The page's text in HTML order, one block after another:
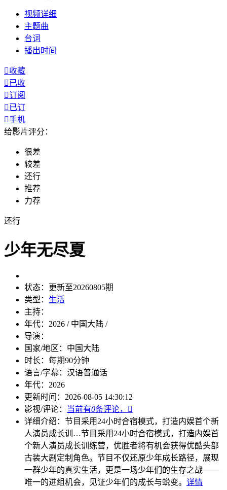
视频详细
主题曲
台词
播出时间
收藏
已收
订阅
已订
手机
给影片评分：
很差
较差
还行
推荐
力荐
还行
少年无尽夏
状态：
更新至20260805期
类型： 生活
主持：
年代： 2026 / 中国大陆 /
导演：
国家/地区： 中国大陆
时长： 每期90分钟
语言/字幕： 汉语普通话
年代： 2026
更新时间： 2026-08-05 14:30:12
影视/评论：
当前有0条评论，

详细介绍： 节目采用24小时合宿模式，打造内娱首个新
人演员成长训…节目采用24小时合宿模式，打造内娱首
个新人演员成长训练营，优胜者将有机会获得优酷头部
古装大剧定制角色。节目不仅还原少年成长路径，展现
一群少年的真实生活，更是一场少年们的生存之战——
唯一的进组机会，见证少年们的成长与蜕变。 详情